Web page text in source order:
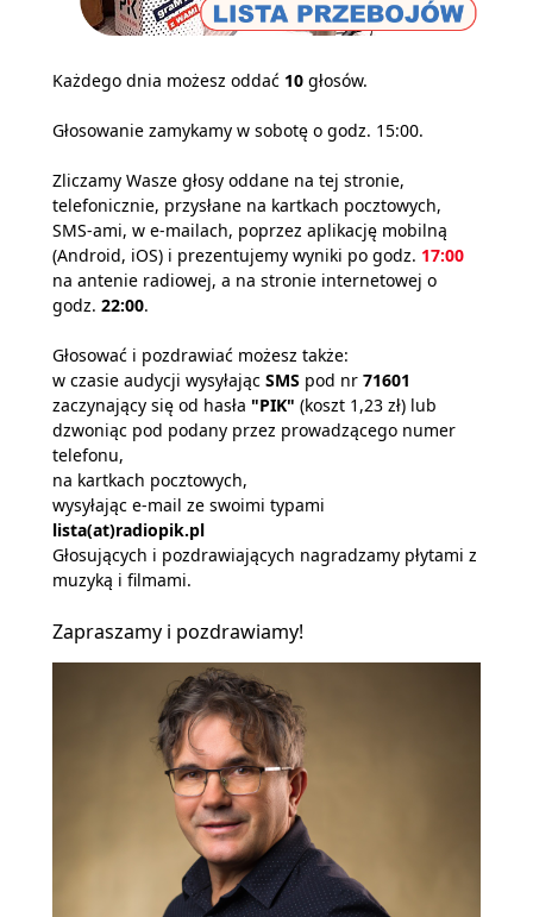
Każdego dnia możesz oddać 10 głosów.
Głosowanie zamykamy w sobotę o godz. 15:00.
Zliczamy Wasze głosy oddane na tej stronie,
telefonicznie, przysłane na kartkach pocztowych,
SMS-ami, w e-mailach, poprzez aplikację mobilną
(Android, iOS) i prezentujemy wyniki po godz. 17:00
na antenie radiowej, a na stronie internetowej o
godz. 22:00.
Głosować i pozdrawiać możesz także:
w czasie audycji wysyłając SMS pod nr 71601
zaczynający się od hasła "PIK" (koszt 1,23 zł) lub
dzwoniąc pod podany przez prowadzącego numer
telefonu,
na kartkach pocztowych,
wysyłając e-mail ze swoimi typami
lista(at)radiopik.pl
Głosujących i pozdrawiających nagradzamy płytami z
muzyką i filmami.
Zapraszamy i pozdrawiamy!